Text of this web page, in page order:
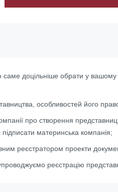
доцільніше обрати у
особливостей його
про створення
материнська компанія;
реєстратором проекти
реєстрацію